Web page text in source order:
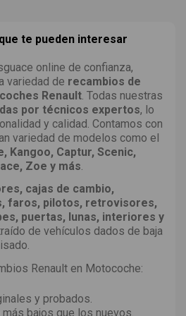
te pueden interesar
online de confianza,
variedad de recambios de
Renault . Todas nuestras
por técnicos expertos, lo
y calidad. Contamos con
variedad de modelos como el
Kangoo, Captur, Scenic,
Zoe y más
cajas de cambio,
faros, pilotos, retrovisores,
puertas, lunas, interiores y
de vehículos dados de baja
Renault en Motocoche:
y probados.
bajos que los nuevos.